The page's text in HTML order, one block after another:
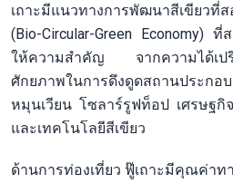
เถาะมีแนวทางการพัฒนาสีเขียว
(Bio-Circular-Green Economy)
ให้ความสำคัญ จากความได้เ
ศักยภาพในการดึงดูดสถานประกอ
หมุนเวียน โซลาร์รูฟท็อป เศรษฐกิ
และเทคโนโลยีสีเขียว
ด้านการท่องเที่ยว ฟู๊เถาะมีคุณค่า